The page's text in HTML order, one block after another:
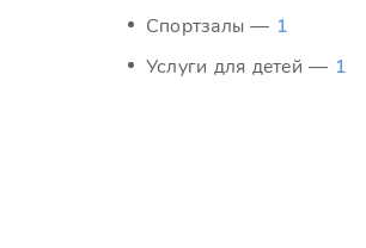
Спортзалы — 1
Услуги для детей — 1